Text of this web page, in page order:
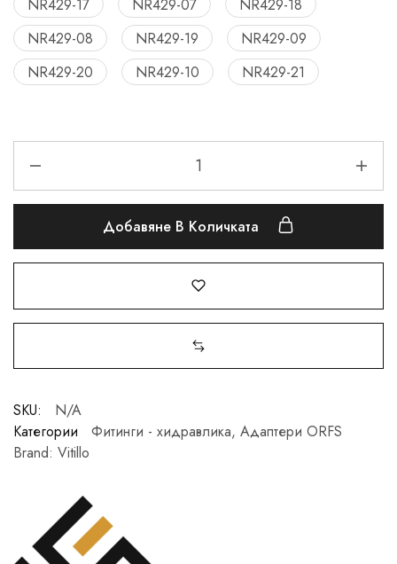
NR429-17
NR429-07
NR429-18
NR429-08
NR429-19
NR429-09
NR429-20
NR429-10 NR429-21
Добавяне В Количката
SKU:
N/A
Категории
Фитинги - хидравлика, Адаптери ORFS
Brand: Vitillo